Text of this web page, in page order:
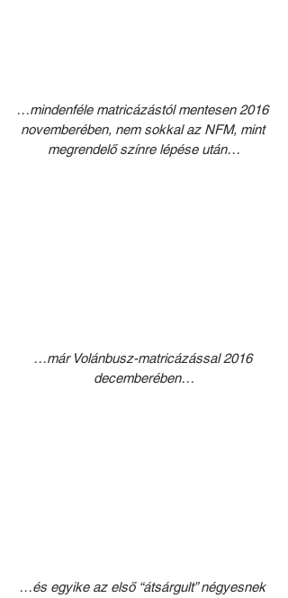
…mindenféle matricázástól mentesen 2016
novemberében, nem sokkal az NFM, mint
megrendelő színre lépése után…
…már Volánbusz-matricázással 2016
decemberében…
…és egyike az első “átsárgult” négyesnek